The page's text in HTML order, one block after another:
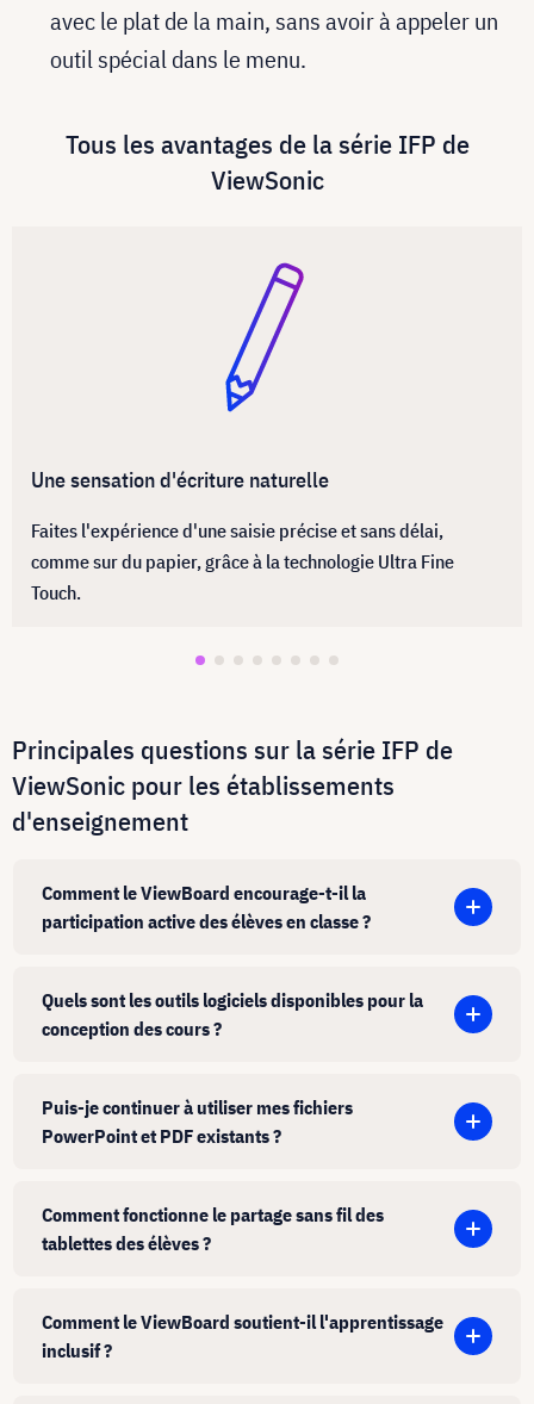
avec le plat de la main, sans avoir à appeler un
outil spécial dans le menu.
Tous les avantages de la série IFP de
ViewSonic
Une sensation d'écriture naturelle
Faites l'expérience d'une saisie précise et sans délai,
comme sur du papier, grâce à la technologie Ultra Fine
Touch.
Principales questions sur la série IFP de
ViewSonic pour les établissements
d'enseignement
Comment le ViewBoard encourage-t-il la
participation active des élèves en classe ?
Quels sont les outils logiciels disponibles pour la
conception des cours ?
Puis-je continuer à utiliser mes fichiers
PowerPoint et PDF existants ?
Comment fonctionne le partage sans fil des
tablettes des élèves ?
Comment le ViewBoard soutient-il l'apprentissage
inclusif ?